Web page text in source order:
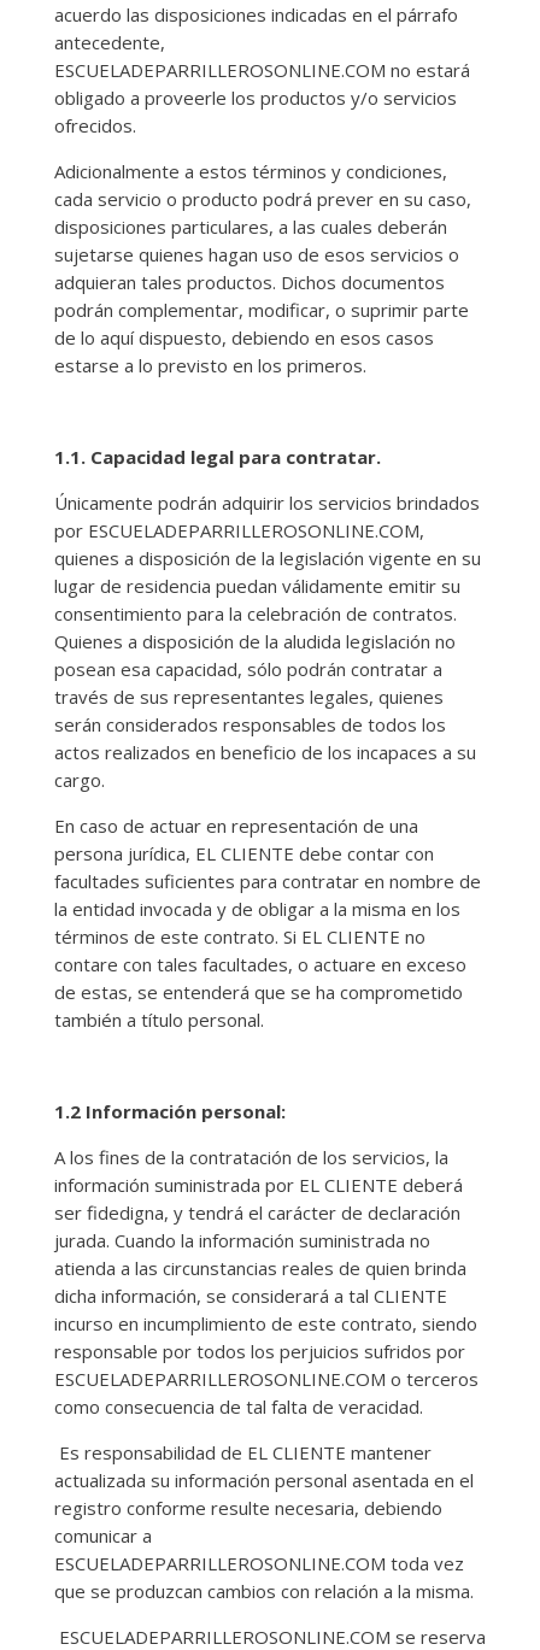
acuerdo las disposiciones indicadas en el párrafo
antecedente,
ESCUELADEPARRILLEROSONLINE.COM no estará
obligado a proveerle los productos y/o servicios
ofrecidos.
Adicionalmente a estos términos y condiciones,
cada servicio o producto podrá prever en su caso,
disposiciones particulares, a las cuales deberán
sujetarse quienes hagan uso de esos servicios o
adquieran tales productos. Dichos documentos
podrán complementar, modificar, o suprimir parte
de lo aquí dispuesto, debiendo en esos casos
estarse a lo previsto en los primeros.
1.1. Capacidad legal para contratar.
Únicamente podrán adquirir los servicios brindados
por ESCUELADEPARRILLEROSONLINE.COM,
quienes a disposición de la legislación vigente en su
lugar de residencia puedan válidamente emitir su
consentimiento para la celebración de contratos.
Quienes a disposición de la aludida legislación no
posean esa capacidad, sólo podrán contratar a
través de sus representantes legales, quienes
serán considerados responsables de todos los
actos realizados en beneficio de los incapaces a su
cargo.
En caso de actuar en representación de una
persona jurídica, EL CLIENTE debe contar con
facultades suficientes para contratar en nombre de
la entidad invocada y de obligar a la misma en los
términos de este contrato. Si EL CLIENTE no
contare con tales facultades, o actuare en exceso
de estas, se entenderá que se ha comprometido
también a título personal.
1.2 Información personal:
A los fines de la contratación de los servicios, la
información suministrada por EL CLIENTE deberá
ser fidedigna, y tendrá el carácter de declaración
jurada. Cuando la información suministrada no
atienda a las circunstancias reales de quien brinda
dicha información, se considerará a tal CLIENTE
incurso en incumplimiento de este contrato, siendo
responsable por todos los perjuicios sufridos por
ESCUELADEPARRILLEROSONLINE.COM o terceros
como consecuencia de tal falta de veracidad.
Es responsabilidad de EL CLIENTE mantener
actualizada su información personal asentada en el
registro conforme resulte necesaria, debiendo
comunicar a
ESCUELADEPARRILLEROSONLINE.COM toda vez
que se produzcan cambios con relación a la misma.
ESCUELADEPARRILLEROSONLINE.COM se reserva